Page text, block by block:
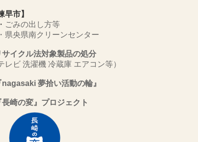
早市】
ごみの出し方等
県央県南クリーンセンター
サイクル法対象製品の処分
レビ 洗濯機 冷蔵庫 エアコン等）
nagasaki 夢拾い活動の輪』
長崎の変』プロジェクト